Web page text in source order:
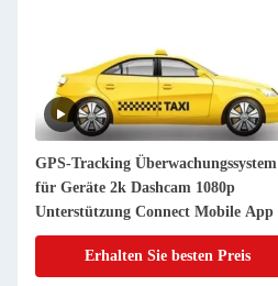
GPS-Tracking Überwachungssystem
für Geräte 2k Dashcam 1080p
Unterstützung Connect Mobile App
Erhalten Sie besten Preis